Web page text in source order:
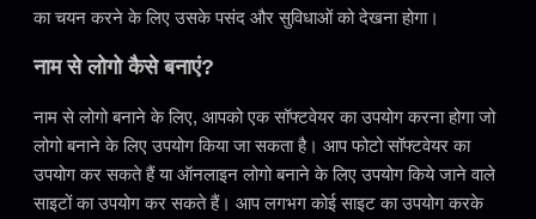
का चयन करने के लिए उसके पसंद और सुविधाओं को देखना होगा।
नाम से लोगो कैसे बनाएं?
नाम से लोगो बनाने के लिए, आपको एक सॉफ्टवेयर का उपयोग करना होगा जो
लोगो बनाने के लिए उपयोग किया जा सकता है। आप फोटो सॉफ्टवेयर का
उपयोग कर सकते हैं या ऑनलाइन लोगो बनाने के लिए उपयोग किये जाने वाले
साइटों का उपयोग कर सकते हैं। आप लगभग कोई साइट का उपयोग करके